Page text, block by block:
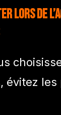
lors de
évitez les